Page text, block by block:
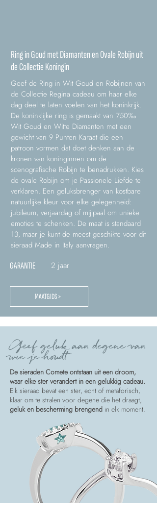
Ring in Goud met Diamanten en Ovale Robijn uit
de Collectie Koningin
Geef de Ring in Wit Goud en Robijnen van
de Collectie Regina cadeau om haar elke
dag deel te laten voelen van het koninkrijk.
De koninklijke ring is gemaakt van 750‰
Wit Goud en Witte Diamanten met een
gewicht van 9 Punten Karaat die een
patroon vormen dat doet denken aan de
kronen van koninginnen om de
scenografische Robijn te benadrukken. Kies
de ovale Robijn om je Passionele Liefde te
verklaren. Een geluksbrenger van kostbare
natuurlijke kleur voor elke gelegenheid:
jubileum, verjaardag of mijlpaal om unieke
emoties te schenken. De maat is standaard
13, maar je kunt de meest geschikte voor dit
sieraad Made in Italy aanvragen.
GARANTIE 2 jaar
MAATGIDS >
Geef geluk aan degene van
wie je houdt
De sieraden Comete ontstaan uit een droom,
waar elke ster verandert in een gelukkig cadeau.
Elk sieraad bevat een ster, echt of metaforisch,
klaar om te stralen voor degene die het draagt,
geluk en bescherming brengend in elk moment.